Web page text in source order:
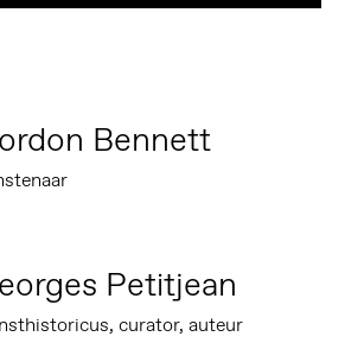
Bennett
Petitjean
curator, auteur